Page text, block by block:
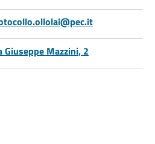
Giuseppe Mazzini, 2